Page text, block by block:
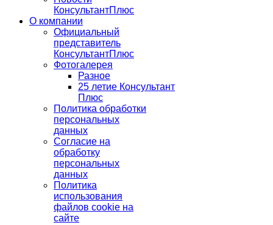
КонсультантПлюс
О компании
Официальный
представитель
КонсультантПлюс
Фотогалерея
Разное
25 летие Консультант
Плюс
Политика обработки
персональных
данных
Согласие на
обработку
персональных
данных
Политика
использования
файлов cookie на
сайте